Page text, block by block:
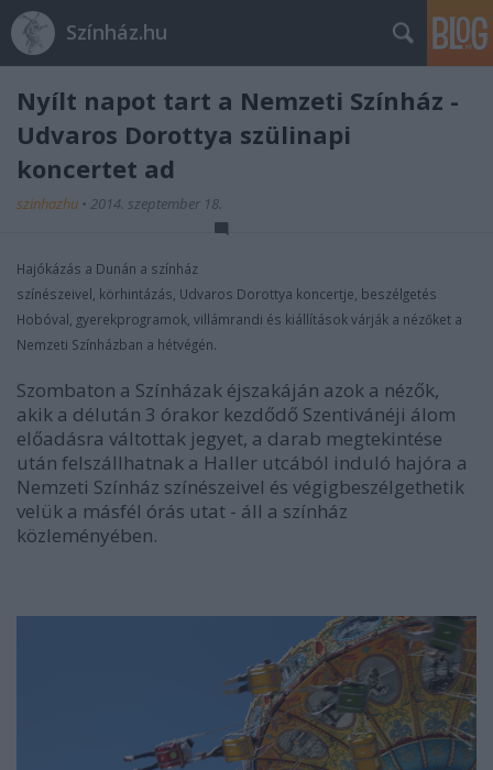
Színház.hu
Nyílt napot tart a Nemzeti Színház -
Udvaros Dorottya szülinapi
koncertet ad
szinhazhu • 2014. szeptember 18.
Hajókázás a Dunán a színház
színészeivel, körhintázás, Udvaros Dorottya koncertje, beszélgetés
Hobóval, gyerekprogramok, villámrandi és kiállítások várják a nézőket a
Nemzeti Színházban a hétvégén.
Szombaton a Színházak éjszakáján azok a nézők,
akik a délután 3 órakor kezdődő Szentivánéji álom
előadásra váltottak jegyet, a darab megtekintése
után felszállhatnak a Haller utcából induló hajóra a
Nemzeti Színház színészeivel és végigbeszélgethetik
velük a másfél órás utat - áll a színház
közleményében.